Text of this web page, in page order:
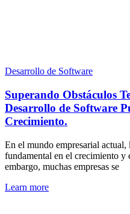
Desarrollo de Software
Superando Obstáculos
Desarrollo de Software
Crecimiento.
En el mundo empresarial
fundamental en el crecimiento y
embargo, muchas empresas se
Learn more